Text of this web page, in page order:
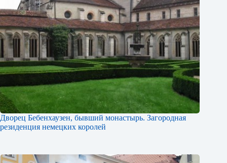
Дворец Бебенхаузен, бывший монастырь. Загородная
резиденция немецких королей